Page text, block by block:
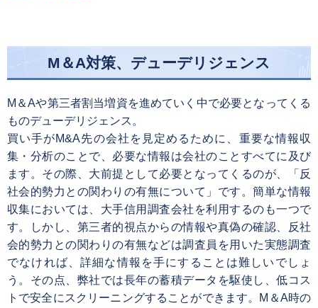
M＆A対策、デューデリジェンス
M＆Aや第三者割当増資を進めていく中で必要となってくる
ものデューデリジェンス。
買い手がM&A先の会社を見定めるために、重要な情報収
集・分析のことで、必要な情報は会社のことすべてに及び
ます。その際、大前提として必要となってくるのが、「反
社会的勢力との関わりの有無について」です。簡単な情報
収集においては、大手信用調査会社を利用するのも一つで
す。しかし、第三者的視点からの情報や真偽の確認、反社
会的勢力との関わりの有無などは調査員を用いた実態調査
でなければ、詳細な情報を手にすることは難しいでしょ
う。その点、弊社では長年の蓄積データを駆使し、低コス
トで安全にスクリーニングすることができます。M＆A時の